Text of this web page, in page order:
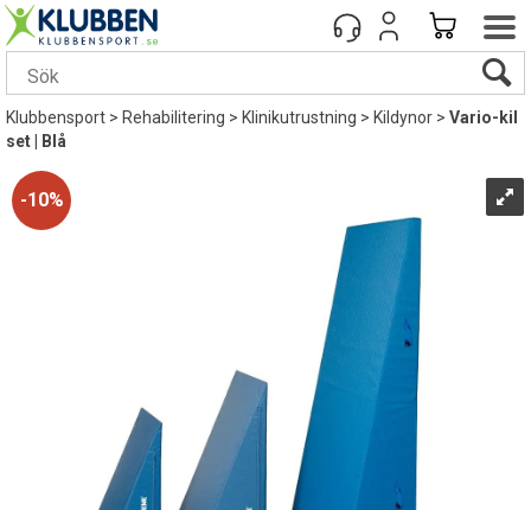
Klubbensport>Rehabilitering>Klinikutrustning>Kildynor>Vario-kil
set | Blå
10%